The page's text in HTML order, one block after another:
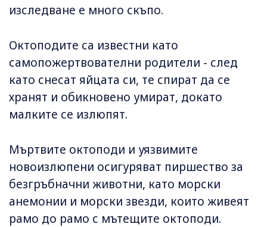
изследване е много скъпо.
Октоподите са известни като
самопожертвователни родители - след
като снесат яйцата си, те спират да се
хранят и обикновено умират, докато
малките се излюпят.
Мъртвите октоподи и уязвимите
новоизлюпени осигуряват пиршество за
безгръбначни животни, като морски
анемонии и морски звезди, които живеят
рамо до рамо с мътещите октоподи.